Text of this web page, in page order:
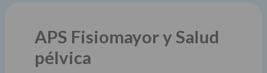
APS Fisiomayor y Salud
pélvica